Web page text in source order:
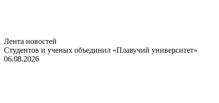
Лента новостей
Студентов и ученых объединил «Плавучий университет»
06.08.2026